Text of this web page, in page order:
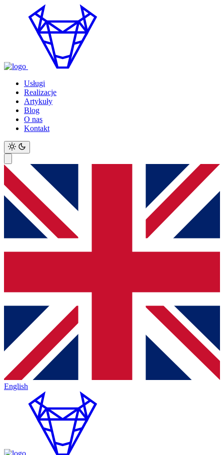
Usługi
Realizacje
Artykuły
Blog
O nas
Kontakt
English